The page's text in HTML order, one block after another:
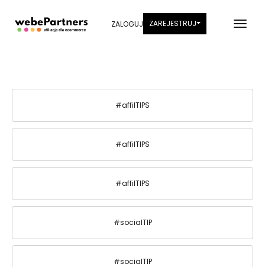
ZALOGUJ ZAREJESTRUJ
#affilTIPS
#affilTIPS
#affilTIPS
#socialTIP
#socialTIP